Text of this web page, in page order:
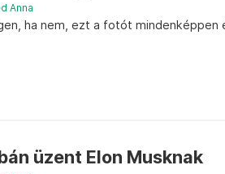
Anna
ha nem, ezt a fotót mindenképpen
üzent Elon Musknak